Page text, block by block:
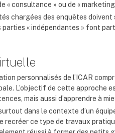
« consultance » ou de « marketing
chargées des enquêtes doivent
« indépendantes » font
personnalisés de l’ICAR
L’objectif de cette approche
mais aussi d’apprendre à
dans le contexte d’un
ce type de travaux